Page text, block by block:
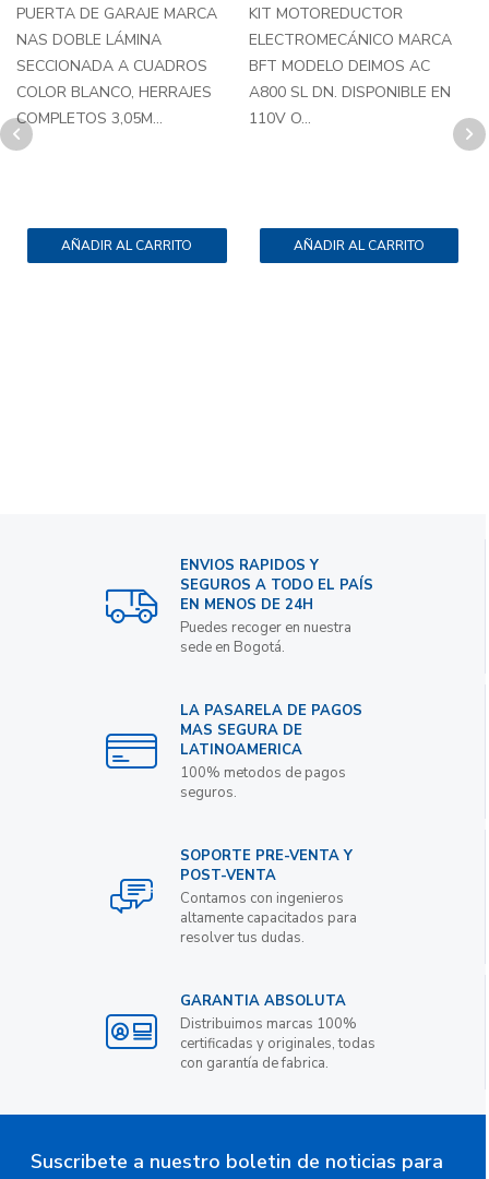
PUERTA DE GARAJE MARCA
NAS DOBLE LÁMINA
SECCIONADA A CUADROS
COLOR BLANCO, HERRAJES
COMPLETOS 3,05M...
AÑADIR AL CARRITO
KIT MOTOREDUCTOR
ELECTROMECÁNICO MARCA
BFT MODELO DEIMOS AC
A800 SL DN. DISPONIBLE EN
110V O...
AÑADIR AL CARRITO
ENVIOS RAPIDOS Y
SEGUROS A TODO EL PAÍS
EN MENOS DE 24H
Puedes recoger en nuestra
sede en Bogotá.
LA PASARELA DE PAGOS
MAS SEGURA DE
LATINOAMERICA
100% metodos de pagos
seguros.
SOPORTE PRE-VENTA Y
POST-VENTA
Contamos con ingenieros
altamente capacitados para
resolver tus dudas.
GARANTIA ABSOLUTA
Distribuimos marcas 100%
certificadas y originales, todas
con garantía de fabrica.
Suscribete a nuestro boletin de noticias para